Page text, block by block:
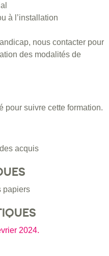
à l’installation
nous contacter pour
des modalités de
pour suivre cette formation.
acquis
papiers
2024.